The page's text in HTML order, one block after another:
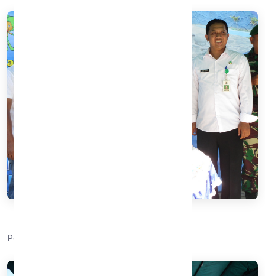
Pemotongan tumpeng